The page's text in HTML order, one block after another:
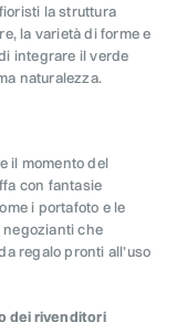
la struttura
la varietà di forme e
integrare il verde
naturalezza.
il momento del
con fantasie
i portafoto e le
negozianti che
regalo pronti all’uso
dei rivenditori